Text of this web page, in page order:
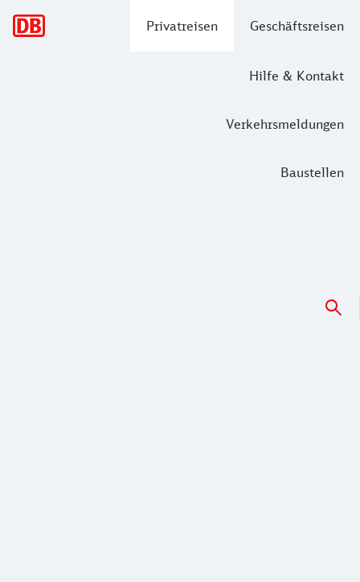
Privatreisen Geschäftsreisen
Hilfe & Kontakt
Verkehrsmeldungen
Baustellen